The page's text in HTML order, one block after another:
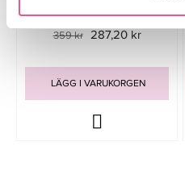
359 kr 287,20 kr
LÄGG I VARUKORGEN